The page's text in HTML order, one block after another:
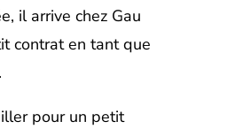
il arrive chez Gau
contrat en tant que
pour un petit